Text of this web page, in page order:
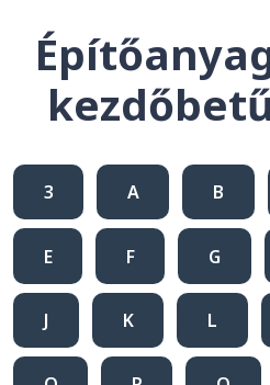
3 A B
E F G
J K L